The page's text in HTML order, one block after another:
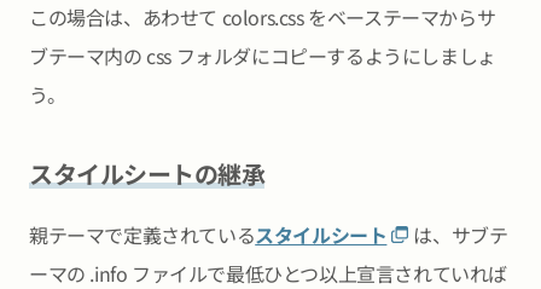
この場合は、あわせて colors.css をベーステーマからサ
ブテーマ内の css フォルダにコピーするようにしましょ
う。
スタイルシートの継承
親テーマで定義されているスタイルシート
は、サブテ
ーマの .info ファイルで最低ひとつ以上宣言されていれば